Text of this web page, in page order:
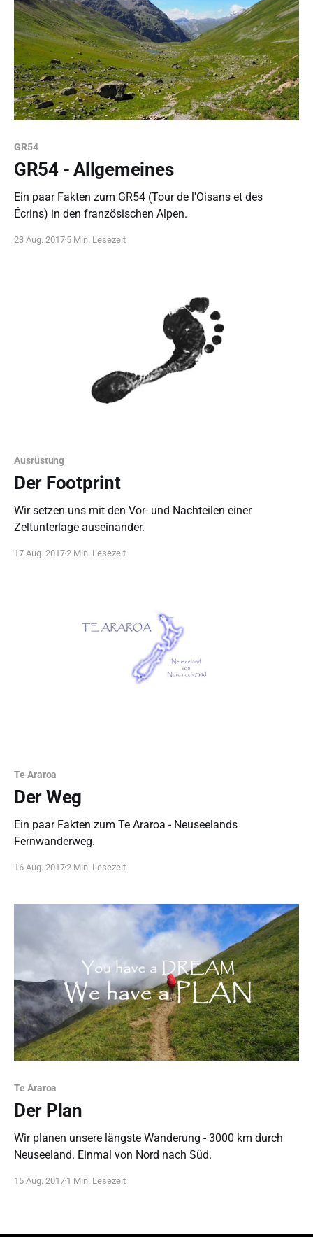
GR54
GR54 - Allgemeines
Ein paar Fakten zum GR54 (Tour de l'Oisans et des
Écrins) in den französischen Alpen.
23 Aug. 2017 5 Min. Lesezeit
Ausrüstung
Der Footprint
Wir setzen uns mit den Vor- und Nachteilen einer
Zeltunterlage auseinander.
17 Aug. 20172 Min. Lesezeit
Te Araroa
Der Weg
Ein paar Fakten zum Te Araroa - Neuseelands
Fernwanderweg.
16 Aug. 20172 Min. Lesezeit
Te Araroa
Der Plan
Wir planen unsere längste Wanderung - 3000 km durch
Neuseeland. Einmal von Nord nach Süd.
15 Aug. 2017 1 Min. Lesezeit